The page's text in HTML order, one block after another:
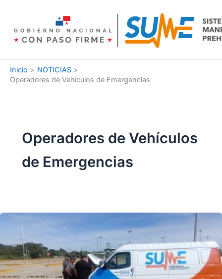
contenido
Inicio
NOTICIAS
Operadores de Vehículos de Emergencias
Operadores de Vehículos
de Emergencias